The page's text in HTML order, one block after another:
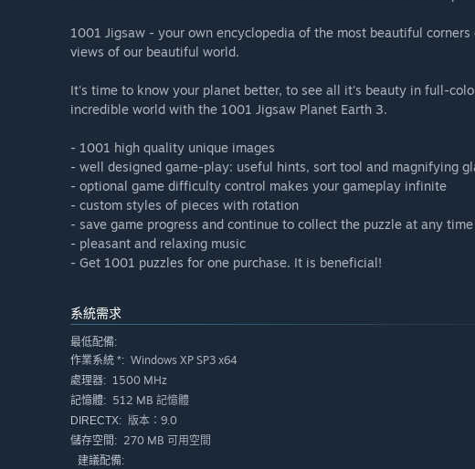
1001 Jigsaw - your own encyclopedia of the most beautiful
views of our beautiful world.
It's time to know your planet better, to see all it's beauty in full-
incredible world with the 1001 Jigsaw Planet Earth 3.
- 1001 high quality unique images
- well designed game-play: useful hints, sort tool and magnifying
- optional game difficulty control makes your gameplay infinite
- custom styles of pieces with rotation
- save game progress and continue to collect the puzzle at any time
- pleasant and relaxing music
- Get 1001 puzzles for one purchase. It is beneficial!
系統需求
最低配備:
作業系統 *: Windows XP SP3 x64
處理器: 1500 MHz
記憶體: 512 MB 記憶體
DIRECTX: 版本：9.0
儲存空間: 270 MB 可用空間
建議配備: